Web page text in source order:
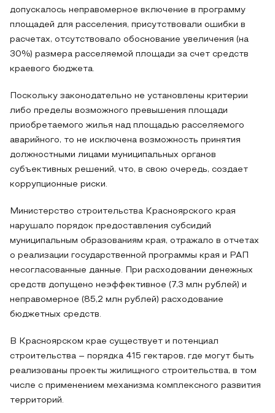
допускалось неправомерное включение в программу
площадей для расселения, присутствовали ошибки в
расчетах, отсутствовало обоснование увеличения (на
30%) размера расселяемой площади за счет средств
краевого бюджета.
Поскольку законодательно не установлены критерии
либо пределы возможного превышения площади
приобретаемого жилья над площадью расселяемого
аварийного, то не исключена возможность принятия
должностными лицами муниципальных органов
субъективных решений, что, в свою очередь, создает
коррупционные риски.
Министерство строительства Красноярского края
нарушало порядок предоставления субсидий
муниципальным образованиям края, отражало в отчетах
о реализации государственной программы края и РАП
несогласованные данные. При расходовании денежных
средств допущено неэффективное (7,3 млн рублей) и
неправомерное (85,2 млн рублей) расходование
бюджетных средств.
В Красноярском крае существует и потенциал
строительства – порядка 415 гектаров, где могут быть
реализованы проекты жилищного строительства, в том
числе с применением механизма комплексного развития
территорий.